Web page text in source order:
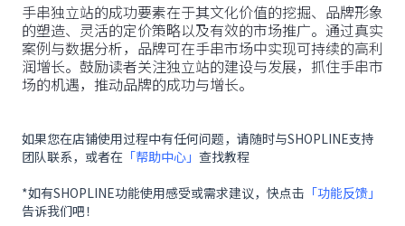
手串独立站的成功要素在于其文化价值的挖掘、品牌形象
的塑造、灵活的定价策略以及有效的市场推广。通过真实
案例与数据分析，品牌可在手串市场中实现可持续的高利
润增长。鼓励读者关注独立站的建设与发展，抓住手串市
场的机遇，推动品牌的成功与增长。
如果您在店铺使用过程中有任何问题，请随时与SHOPLINE支持
团队联系，或者在 「帮助中心」 查找教程
*如有SHOPLINE功能使用感受或需求建议，快点击 「功能反馈」
告诉我们吧！